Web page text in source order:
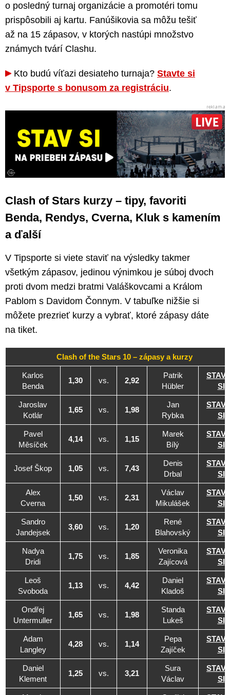
o posledný turnaj organizácie a promotéri tomu
prispôsobili aj kartu. Fanúšikovia sa môžu tešiť
až na 15 zápasov, v ktorých nastúpi množstvo
známych tvárí Clashu.
Kto budú víťazi desiateho turnaja? Stavte si
v Tipsporte s bonusom za registráciu.
Clash of Stars kurzy – tipy, favoriti
Benda, Rendys, Cverna, Kluk s kamením
a ďalší
V Tipsporte si viete staviť na výsledky takmer
všetkým zápasov, jedinou výnimkou je súboj dvoch
proti dvom medzi bratmi Valáškovcami a Králom
Pablom s Davidom Čonnym. V tabuľke nižšie si
môžete prezrieť kurzy a vybrať, ktoré zápasy dáte
na tiket.
Clash of the Stars 10 – zápasy a kurzy
Karlos
Benda
1,30 vs. 2,92
Patrik
Hübler
SI
Jaroslav
Kotlár
1,65 vs. 1,98
Jan
Rybka
SI
Pavel
Měsíček
4,14 vs. 1,15
Marek
Bílý
SI
Josef Škop 1,05 vs. 7,43
Denis
Drbal
SI
Alex
Cverna
1,50 vs. 2,31
Václav
Mikulášek
SI
Sandro
Jandejsek
3,60 vs. 1,20
René
Blahovský
SI
Nadya
Dridi
1,75 vs. 1,85
Veronika
Zajícová
SI
Leoš
Svoboda
1,13 vs. 4,42
Daniel
Kladoš
SI
Ondřej
Untermuller
1,65 vs. 1,98
Standa
Lukeš
SI
Adam
Langley
4,28 vs. 1,14
Pepa
Zajíček
SI
Daniel
Klement
1,25 vs. 3,21
Sura
Václav
SI